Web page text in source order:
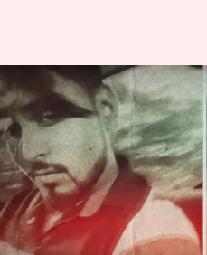
ఉత్తర్‌ప్రదేశ్‌లో
కాల్చివేత
వ్రాసిన వారు Stalin Jun 27, 2023 10:05
ఈ వార్తాకథనం ఏంటి
ఉత్తర్‌ప్రదేశ్‌
లో మరో మోస్ట్